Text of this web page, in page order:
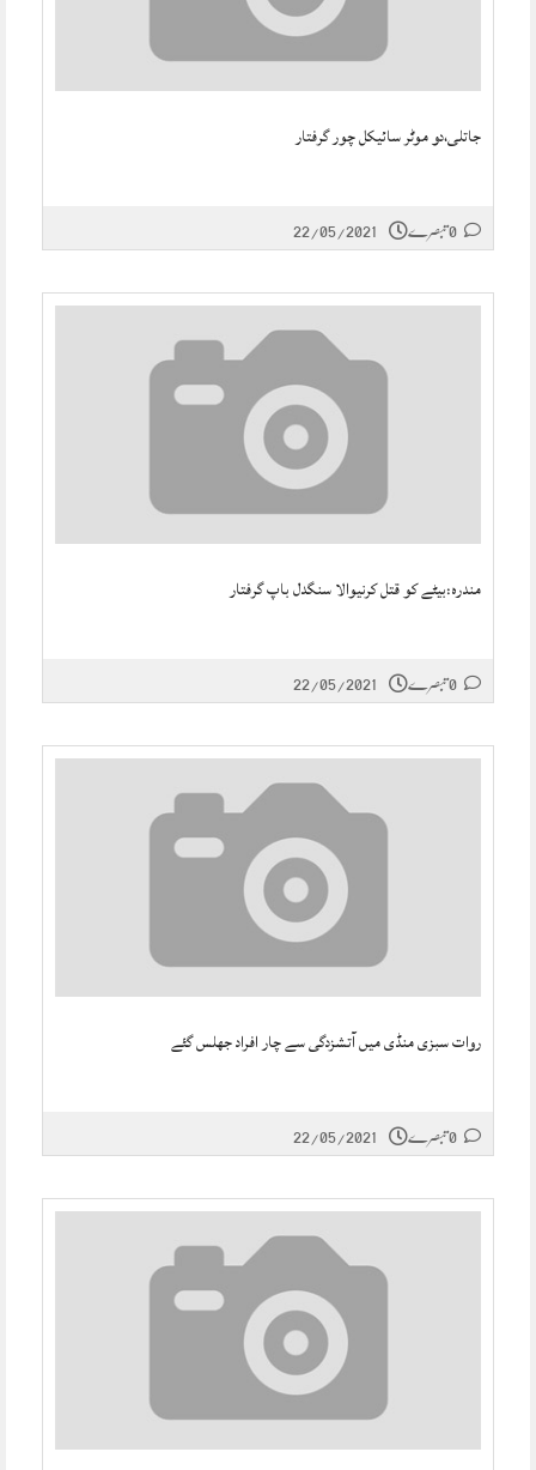
جاتلی،دو موٹر سائیکل چور گرفتار
22/05/2021
مندرہ:بیٹے کو قتل کرنیوالا سنگدل باپ گرفتار
22/05/2021
روات سبزی منڈی میں آتشزدگی سے چار افراد جھلس گئے
22/05/2021